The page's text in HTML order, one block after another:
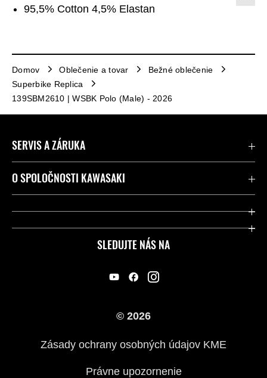
95,5% Cotton 4,5% Elastan
Domov Oblečenie a tovar
Bežné oblečenie
Superbike Replica
139SBM2610 | WSBK Polo (Male) - 2026
SLEDUJTE NÁS NA
SERVIS A ZÁRUKA
Kontaktujte nás
Legálny
O SPOLOČNOSTI KAWASAKI
Spoločnosť
© 2026
Zásady ochrany osobných údajov KME
Právne upozornenie